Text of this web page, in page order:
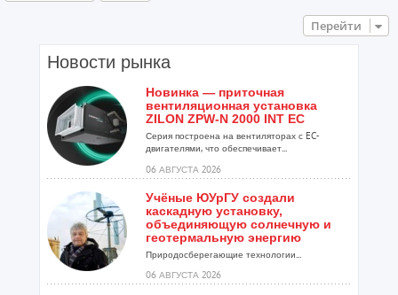
Перейти
Новости рынка
Новинка — приточная
вентиляционная установка
ZILON ZPW-N 2000 INT EC
Серия построена на вентиляторах с EC-
двигателями, что обеспечивает...
06 АВГУСТА 2026
Учёные ЮУрГУ создали
каскадную установку,
объединяющую солнечную и
геотермальную энергию
Природосберегающие технологии...
06 АВГУСТА 2026